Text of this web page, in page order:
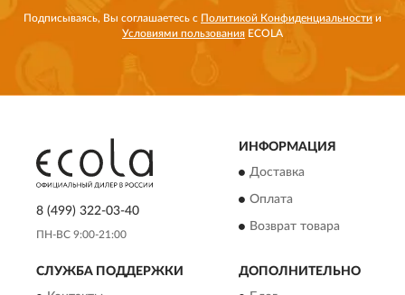
Подписываясь, Вы соглашаетесь с Политикой Конфиденциальности и
Условиями пользования ECOLA
8 (499) 322-03-40
ПН-ВС 9:00-21:00
ИНФОРМАЦИЯ
Доставка
Оплата
Возврат товара
СЛУЖБА ПОДДЕРЖКИ ДОПОЛНИТЕЛЬНО